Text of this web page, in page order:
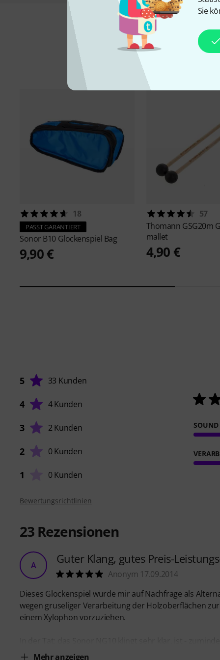
Sie
18
PASST GARANTIERT
Sonor B10 Glockenspiel Bag
9,90 €
57
Thomann GSG20m
mallet
4,90 €
5 33 Kunden
4 4 Kunden
3 2 Kunden
2 0 Kunden
1 0 Kunden
SOUND
Bewertungsrichtlinien
23 Rezensionen
A Guter Klang, gutes Preis-
Anonym 17.09.2014
Dieses Glockenspiel wurde mir auf Nachfrage als
wegen gruseliger Verarbeitung der Holzoberflächen
einem Xylophon vorzuziehen.
Mehr anzeigen